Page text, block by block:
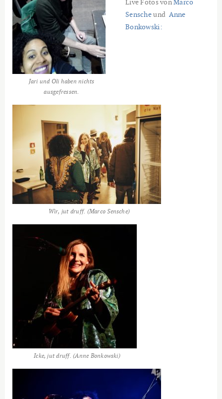
Jari und Oli haben nichts
ausgefressen.
Live Fotos vonMarco
Senscheund Anne
Bonkowski:
Wir, jut druff. (Marco Sensche)
Icke, jut druff. (Anne Bonkowski)